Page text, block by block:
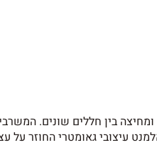
בין חללים שונים.
עיצובי גאומטרי החוזר על